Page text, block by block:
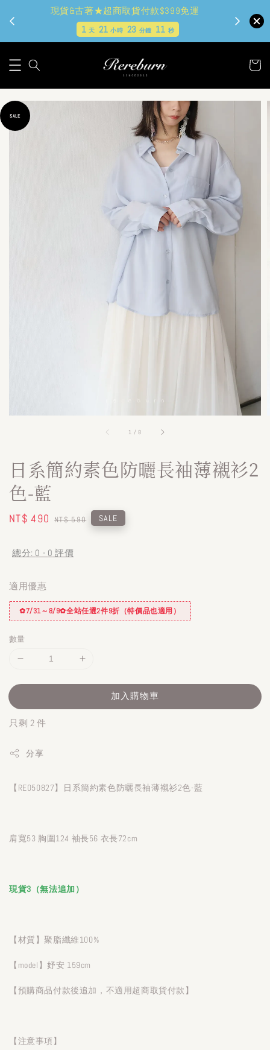
現貨&古著★超商取貨付款$399免運
1天 21小時 23 分鐘 10 秒
1 /8
SALE
日系簡約素色防曬長袖薄襯衫2
色-藍
Sale
NT$ 490 Regular
NT$ 590 SALE
總分: 0 - 0 評價
適用優惠
✿7/31～8/9✿全站任選2件9折（特價品也適用）
數量
加入購物車
只剩 2 件
分享
【RE050827】日系簡約素色防曬長袖薄襯衫2色-藍
肩寬53 胸圍124 袖長56 衣長72cm
現貨3（無法追加）
【材質】聚脂纖維100%
【model】妤安 159cm
【預購商品付款後追加，不適用超商取貨付款】
【注意事項】